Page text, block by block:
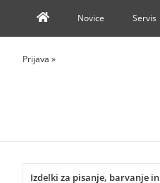
Novice Servis
Prijava »
Izdelki za pisanje, barvanje in